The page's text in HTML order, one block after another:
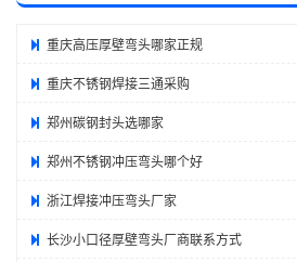
重庆高压厚壁弯头哪家正规
重庆不锈钢焊接三通采购
郑州碳钢封头选哪家
郑州不锈钢冲压弯头哪个好
浙江焊接冲压弯头厂家
长沙小口径厚壁弯头厂商联系方式